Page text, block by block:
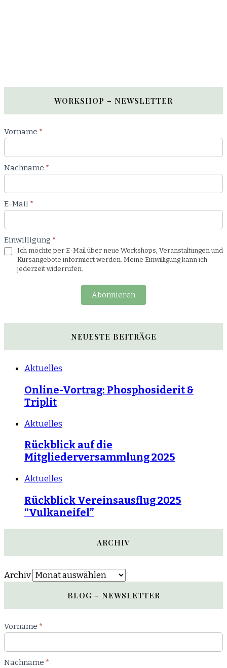
WORKSHOP – NEWSLETTER
Newsletter
Workshop
Vorname *
Nachname *
E-Mail *
Einwilligung *
Ich möchte per E-Mail über neue Workshops, Veranstaltungen und
Kursangebote informiert werden. Meine Einwilligung kann ich
jederzeit widerrufen.
Abonnieren
NEUESTE BEITRÄGE
Aktuelles
Online-Vortrag: Phosphosiderit &
Triplit
Aktuelles
Rückblick auf die
Mitgliederversammlung 2025
Aktuelles
Rückblick Vereinsausflug 2025
“Vulkaneifel”
ARCHIV
Archiv
BLOG – NEWSLETTER
Newsletter
Blog
Vorname *
Nachname *